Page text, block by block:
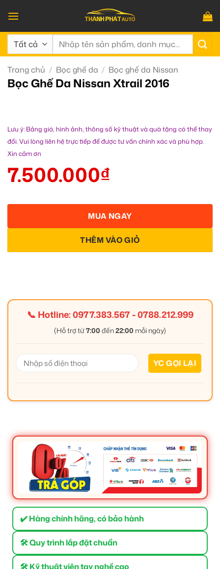
qua
nội
dung
Tìm
Trang chủ / Bọc ghế da / Bọc ghế da Nissan
Bọc Ghế Da Nissan Xtrail 2016
Lưu ý: Bảng giá, hình ảnh, thông số kỹ thuật và quà tặng có thể thay
đổi. Vui lòng liên hệ trực tiếp để được tư vấn chính xác và phù hợp.
Xin cảm ơn
7.500.000₫
THÊM VÀO GIỎ
MUA NGAY
📞 Hotline:0977.383.567-0788.212.999
(Hỗ trợ từ7:00 đến22:00 mỗi ngày)
✔️ Hàng chính hãng, có bảo hành
🛠 Quy trình lắp đặt chuẩn
🛠 Kỹ thuật viên tay nghề cao